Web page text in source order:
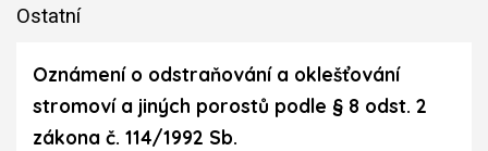
Ostatní
Oznámení o odstraňování a oklešťování
stromoví a jiných porostů podle § 8 odst. 2
zákona č. 114/1992 Sb.